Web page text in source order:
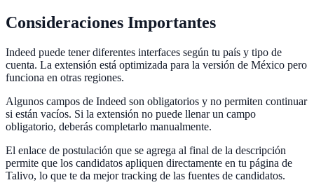
Consideraciones Importantes
Indeed puede tener diferentes interfaces según tu país y tipo de
cuenta. La extensión está optimizada para la versión de México pero
funciona en otras regiones.
Algunos campos de Indeed son obligatorios y no permiten continuar
si están vacíos. Si la extensión no puede llenar un campo
obligatorio, deberás completarlo manualmente.
El enlace de postulación que se agrega al final de la descripción
permite que los candidatos apliquen directamente en tu página de
Talivo, lo que te da mejor tracking de las fuentes de candidatos.